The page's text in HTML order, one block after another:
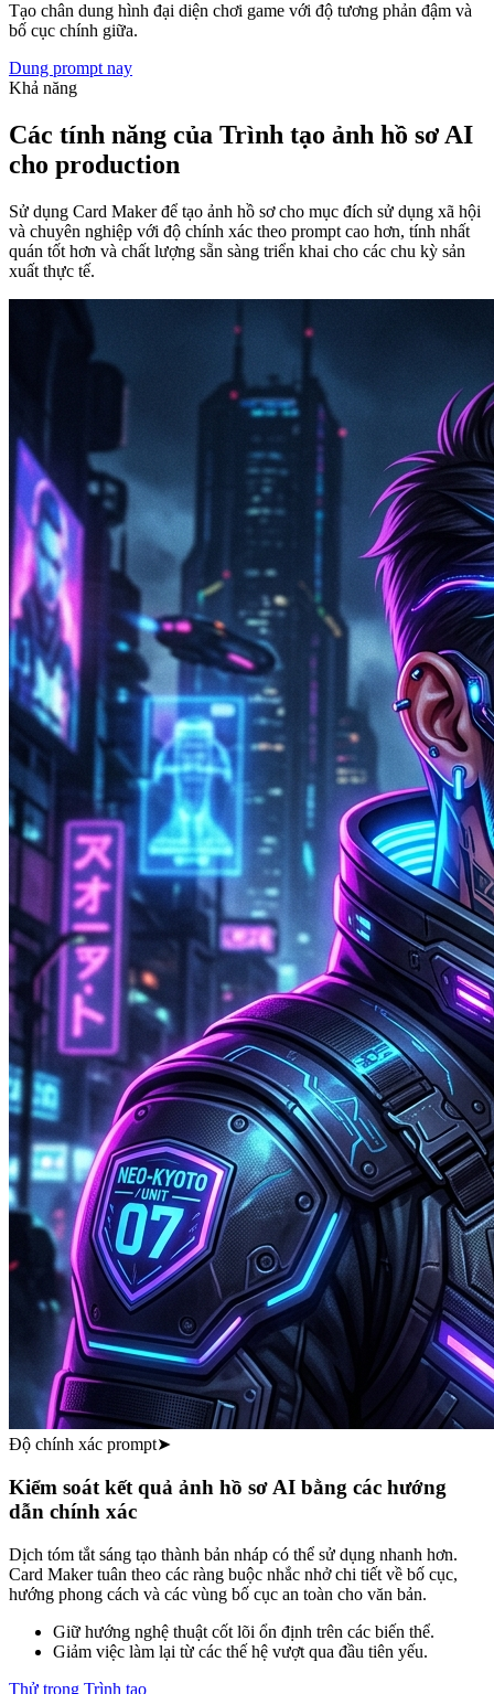
Tạo chân dung hình đại diện chơi game với độ tương phản đậm và
bố cục chính giữa.
Dung prompt nay
Khả năng
Các tính năng của Trình tạo ảnh hồ sơ AI
cho production
Sử dụng Card Maker để tạo ảnh hồ sơ cho mục đích sử dụng xã hội
và chuyên nghiệp với độ chính xác theo prompt cao hơn, tính nhất
quán tốt hơn và chất lượng sẵn sàng triển khai cho các chu kỳ sản
xuất thực tế.
Độ chính xác prompt➤
Kiểm soát kết quả ảnh hồ sơ AI bằng các hướng
dẫn chính xác
Dịch tóm tắt sáng tạo thành bản nháp có thể sử dụng nhanh hơn.
Card Maker tuân theo các ràng buộc nhắc nhở chi tiết về bố cục,
hướng phong cách và các vùng bố cục an toàn cho văn bản.
Giữ hướng nghệ thuật cốt lõi ổn định trên các biến thể.
Giảm việc làm lại từ các thế hệ vượt qua đầu tiên yếu.
Thử trong Trình tạo